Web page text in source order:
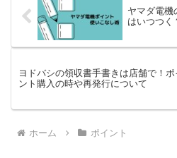
ヤマダ電機
はいつつく
ヨドバシの領収書手書きは店舗で！ポ
ント購入の時や再発行について
ホーム ポイント